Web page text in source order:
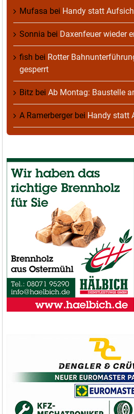
Mufasa bei Handy statt
Sonnia bei Daxenfeuer wieder
fish bei Rotter
gesperrt
Bitz bei Ab Montag: Baustelle
A Ramerbergerbei Handy statt